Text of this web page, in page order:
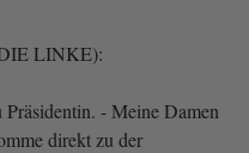
LINKE):
- Meine Damen
direkt zu der